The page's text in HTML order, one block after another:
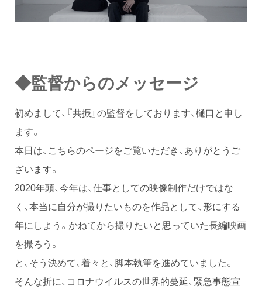
◆監督からのメッセージ
初めまして、『共振』の監督をしております、樋口と申し
ます。
本日は、こちらのページをご覧いただき、ありがとうご
ざいます。
2020年頭、今年は、仕事としての映像制作だけではな
く、本当に自分が撮りたいものを作品として、形にする
年にしよう。かねてから撮りたいと思っていた長編映画
を撮ろう。
と、そう決めて、着々と、脚本執筆を進めていました。
そんな折に、コロナウイルスの世界的蔓延、緊急事態宣